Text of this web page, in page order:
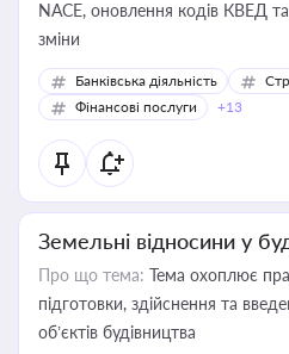
NACE, оновлення кодів КВЕД
зміни
Банківська діяльність
Фінансові послуги
+13
Земельні відносини у
Про що тема: Тема охоплює
підготовки, здійснення та
об’єктів будівництва